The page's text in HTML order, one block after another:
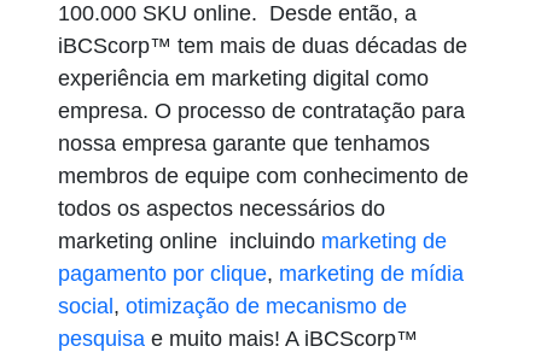
100.000 SKU online. Desde então, a
iBCScorp™ tem mais de duas décadas de
experiência em marketing digital como
empresa. O processo de contratação para
nossa empresa garante que tenhamos
membros de equipe com conhecimento de
todos os aspectos necessários do
marketing online incluindo marketing de
pagamento por clique, marketing de mídia
social , otimização de mecanismo de
pesquisa e muito mais! A iBCScorp™